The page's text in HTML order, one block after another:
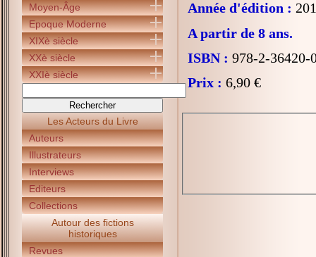
Moyen-Âge
Epoque Moderne
XIXè siècle
XXè siècle
XXIè siècle
Les Acteurs du Livre
Auteurs
Illustrateurs
Interviews
Editeurs
Collections
Autour des fictions
historiques
Revues
Année d'édition :
A partir de 8 ans.
ISBN : 978-2-36420-
Prix : 6,90 €